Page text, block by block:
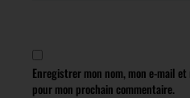
Enregistrer mon nom, mon e-mail
pour mon prochain commentaire.